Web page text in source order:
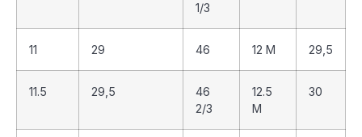
1/3
11 29 46 12 M 29,5
11.5 29,5
46
2/3
12.5
M
30